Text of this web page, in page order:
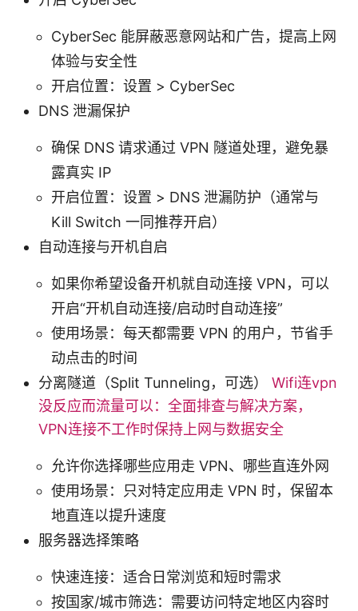
CyberSec 能屏蔽恶意网站和广告，提高上网
体验与安全性
开启位置：设置 > CyberSec
DNS 泄漏保护
确保 DNS 请求通过 VPN 隧道处理，避免暴
露真实 IP
开启位置：设置 > DNS 泄漏防护（通常与
Kill Switch 一同推荐开启）
自动连接与开机自启
如果你希望设备开机就自动连接 VPN，可以
开启“开机自动连接/启动时自动连接”
使用场景：每天都需要 VPN 的用户，节省手
动点击的时间
分离隧道（Split Tunneling，可选） Wifi连vpn
没反应而流量可以：全面排查与解决方案，
VPN连接不工作时保持上网与数据安全
允许你选择哪些应用走 VPN、哪些直连外网
使用场景：只对特定应用走 VPN 时，保留本
地直连以提升速度
服务器选择策略
快速连接：适合日常浏览和短时需求
按国家/城市筛选：需要访问特定地区内容时